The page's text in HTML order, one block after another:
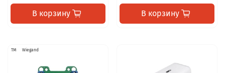
В корзину В корзину
TM Wiegand